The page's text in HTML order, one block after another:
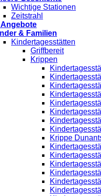
Wichtige Stationen
Zeitstrahl
& Familien
Kindertagesstätten
Griffbereit
Krippen
Krippe